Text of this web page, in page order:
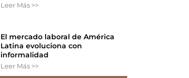
Leer Más >>
El mercado laboral de América
Latina evoluciona con
informalidad
Leer Más >>